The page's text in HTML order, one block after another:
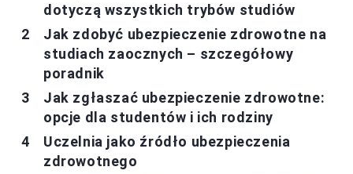
dotyczą wszystkich trybów studiów
Jak zdobyć ubezpieczenie zdrowotne na
studiach zaocznych – szczegółowy
poradnik
Jak zgłaszać ubezpieczenie zdrowotne:
opcje dla studentów i ich rodziny
Uczelnia jako źródło ubezpieczenia
zdrowotnego